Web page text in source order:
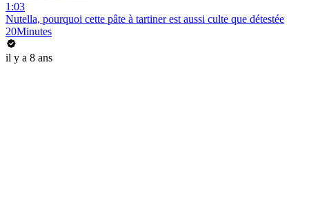
1:03
Nutella, pourquoi cette pâte à tartiner est aussi culte que détestée
20Minutes
il y a 8 ans